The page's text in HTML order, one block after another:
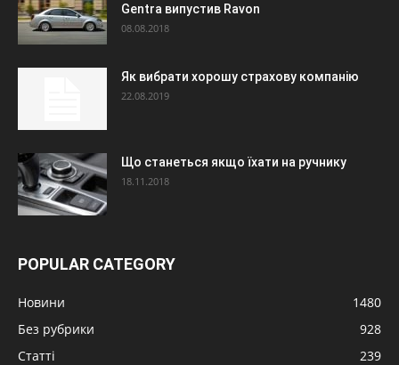
Gentra випустив Ravon
08.08.2018
Як вибрати хорошу страхову компанію
22.08.2019
Що станеться якщо їхати на ручнику
18.11.2018
POPULAR CATEGORY
Новини
1480
Без рубрики
928
Статті
239